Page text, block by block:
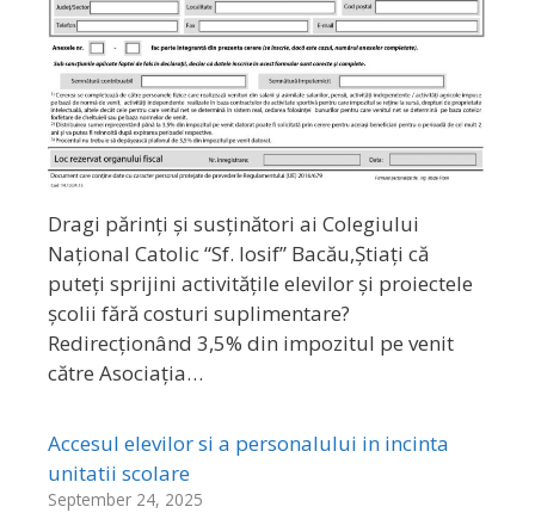
Dragi părinți și susținători ai Colegiului
Național Catolic “Sf. Iosif” Bacău,Știați că
puteți sprijini activitățile elevilor și proiectele
școlii fără costuri suplimentare?
Redirecționând 3,5% din impozitul pe venit
către Asociația…
Accesul elevilor si a personalului in incinta
unitatii scolare
September 24, 2025